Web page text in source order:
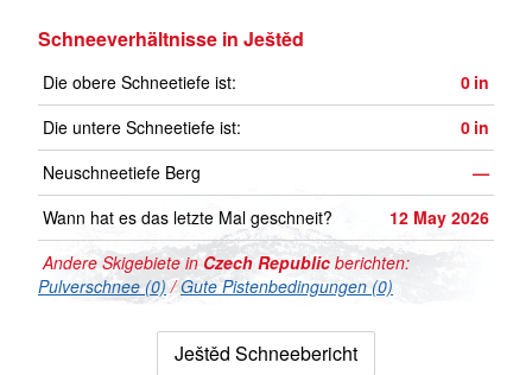
Schneeverhältnisse in Ještěd
Die obere Schneetiefe ist: 0 in
Die untere Schneetiefe ist:
0 in
Neuschneetiefe Berg
—
Wann hat es das letzte Mal geschneit?
12 May 2026
Andere Skigebiete inCzech Republic berichten:
Pulverschnee (0)/Gute Pistenbedingungen (0)
Ještěd Schneebericht